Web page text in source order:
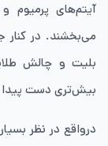
آیتم‌های پرمیوم
می‌بخشند. در
بلیت و چالش
بیش‌تری دست پیدا
درواقع در نظر